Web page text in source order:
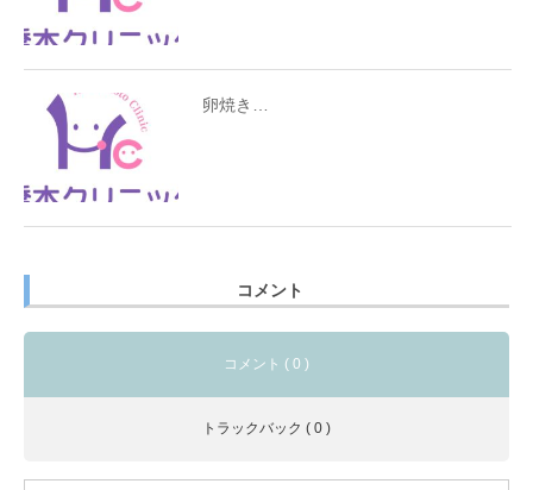
卵焼き…
コメント
コメント ( 0 )
トラックバック ( 0 )